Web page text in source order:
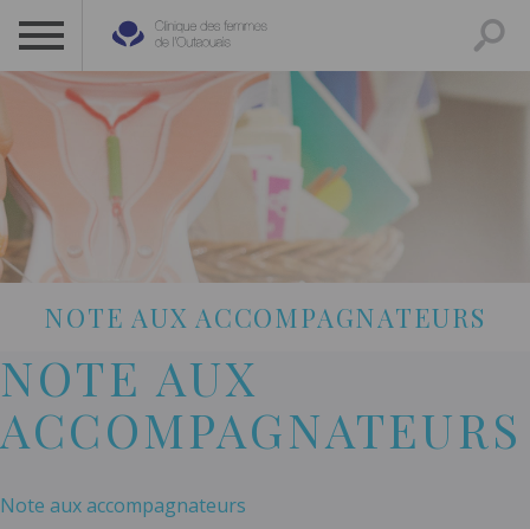
CLINIQUE DES FEMMES DE L’OUTAOUAIS
1 819 778-2055
NOTE AUX ACCOMPAGNATEURS
NOTE AUX
ACCOMPAGNATEURS
Note aux accompagnateurs